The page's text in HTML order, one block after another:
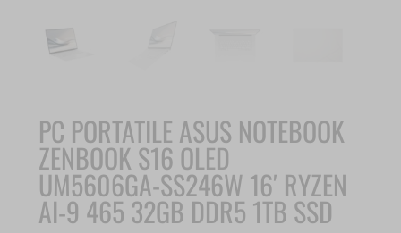
PC PORTATILE ASUS NOTEBOOK
ZENBOOK S16 OLED
UM5606GA-SS246W 16′ RYZEN
AI-9 465 32GB DDR5 1TB SSD